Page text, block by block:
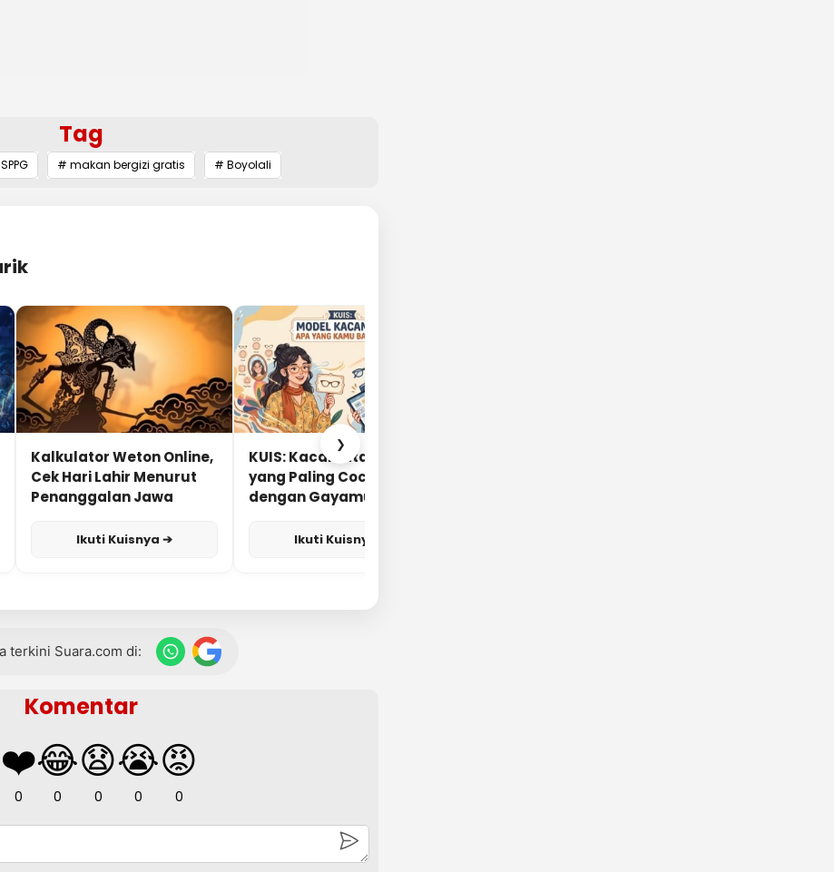
Tag
# makan bergizi gratis # Boyolali
Kalkulator Weton Online,
Cek Hari Lahir Menurut
Penanggalan Jawa
Ikuti Kuisnya ➔
KUIS: Kacamata Apa
yang Paling Cocok
dengan Gayamu?
Ikuti Kuisnya ➔
❯
terkini Suara.com di:
Komentar
❤️
0
😂
0
😧
0
😭
0
😡
0